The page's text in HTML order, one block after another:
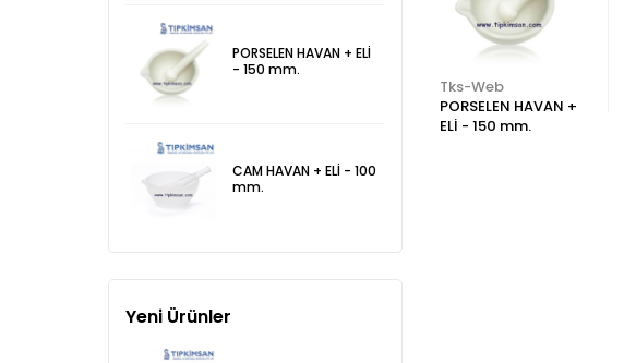
Tks-Web
PORSELEN HAVAN +
ELİ - 150 mm.
PORSELEN HAVAN + ELİ
- 150 mm.
CAM HAVAN + ELİ - 100
mm.
Yeni Ürünler